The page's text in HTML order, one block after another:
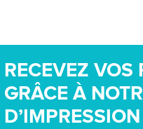
RECEVEZ VOS
GRÂCE À